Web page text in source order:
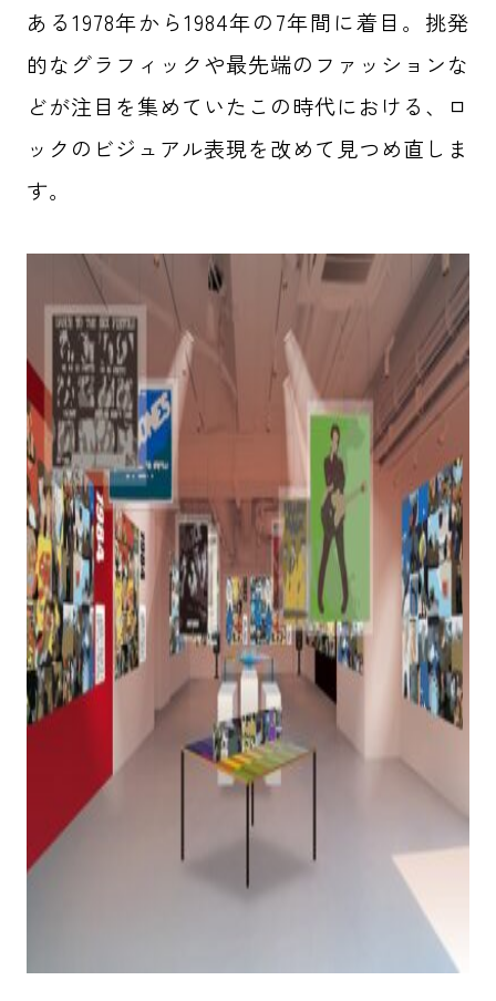
ある1978年から1984年の7年間に着目。挑発
的なグラフィックや最先端のファッションな
どが注目を集めていたこの時代における、ロ
ックのビジュアル表現を改めて見つめ直しま
す。